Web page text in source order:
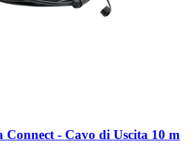
-​ Cavo di Uscita 10 m